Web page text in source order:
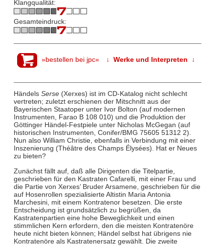
Klangqualität:
Gesamteindruck:
»bestellen bei jpc« ↓ Werke und Interpreten ↓
Händels Serse (Xerxes) ist im CD-Katalog nicht schlecht
vertreten; zuletzt erschienen der Mitschnitt aus der
Bayerischen Staatoper unter Ivor Bolton (auf modernen
Instrumenten, Farao B 108 010) und die Produktion der
Göttinger Händel-Festpiele unter Nicholas McGegan (auf
historischen Instrumenten, Conifer/BMG 75605 51312 2).
Nun also William Christie, ebenfalls in Verbindung mit einer
Inszenierung (Théâtre des Champs Élysées). Hat er Neues
zu bieten?
Zunächst fällt auf, daß alle Dirigenten die Titelpartie,
geschrieben für den Kastraten Cafarelli, mit einer Frau und
die Partie von Xerxes’ Bruder Arsamene, geschrieben für die
auf Hosenrollen spezialisierte Altistin Maria Antonia
Marchesini, mit einem Kontratenor besetzen. Die erste
Entscheidung ist grundsätzlich zu begrüßen, da
Kastratenpartien eine hohe Beweglichkeit und einen
stimmlichen Kern erfordern, den die meisten Kontratenöre
heute nicht bieten können; Händel selbst hat übrigens nie
Kontratenöre als Kastratenersatz gewählt. Die zweite